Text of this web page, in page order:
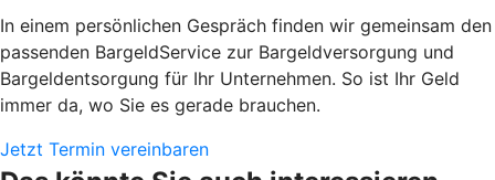
In einem persönlichen Gespräch finden wir gemeinsam den
passenden BargeldService zur Bargeldversorgung und
Bargeldentsorgung für Ihr Unternehmen. So ist Ihr Geld
immer da, wo Sie es gerade brauchen.
Jetzt Termin vereinbaren